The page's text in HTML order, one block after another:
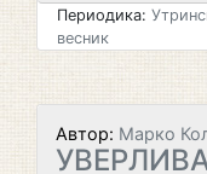
Периодика:
весник
Автор: Марко